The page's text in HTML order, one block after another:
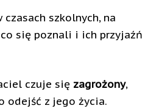
szkolnych, na
się poznali i ich przyjaźń
czuje się zagrożony,
odejść z jego życia.